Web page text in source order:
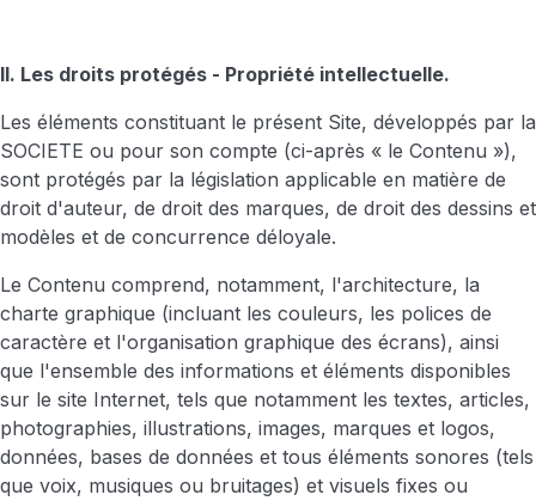
II. Les droits protégés - Propriété intellectuelle.
Les éléments constituant le présent Site, développés par la
SOCIETE ou pour son compte (ci-après « le Contenu »),
sont protégés par la législation applicable en matière de
droit d'auteur, de droit des marques, de droit des dessins et
modèles et de concurrence déloyale.
Le Contenu comprend, notamment, l'architecture, la
charte graphique (incluant les couleurs, les polices de
caractère et l'organisation graphique des écrans), ainsi
que l'ensemble des informations et éléments disponibles
sur le site Internet, tels que notamment les textes, articles,
photographies, illustrations, images, marques et logos,
données, bases de données et tous éléments sonores (tels
que voix, musiques ou bruitages) et visuels fixes ou